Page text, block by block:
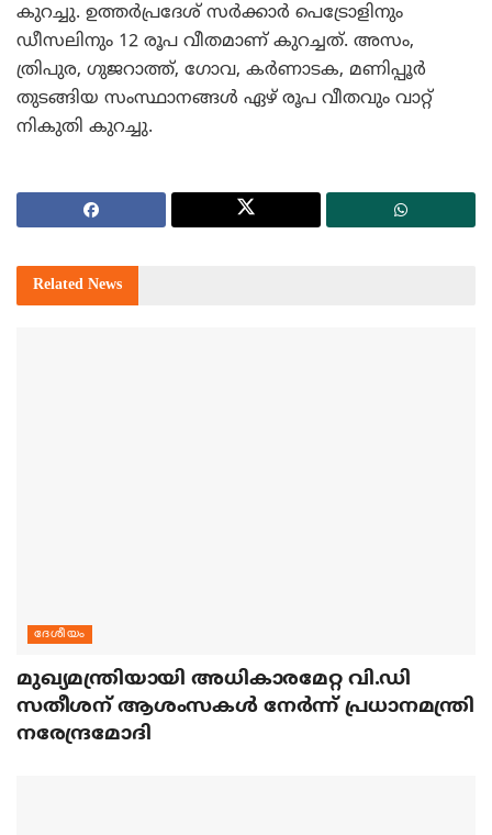
കുറച്ചു. ഉത്തര്‍പ്രദേശ് സര്‍ക്കാര്‍ പെട്രോളിനും
ഡീസലിനും 12 രൂപ വീതമാണ് കുറച്ചത്. അസം,
ത്രിപുര, ഗുജറാത്ത്, ഗോവ, കര്‍ണാടക, മണിപ്പൂര്‍
തുടങ്ങിയ സംസ്ഥാനങ്ങള്‍ ഏഴ് രൂപ വീതവും വാറ്റ്
നികുതി കുറച്ചു.
Related News
ദേശീയം
മുഖ്യമന്ത്രിയായി അധികാരമേറ്റ വി.ഡി
സതീശന് ആശംസകള്‍ നേര്‍ന്ന് പ്രധാനമന്ത്രി
നരേന്ദ്രമോദി